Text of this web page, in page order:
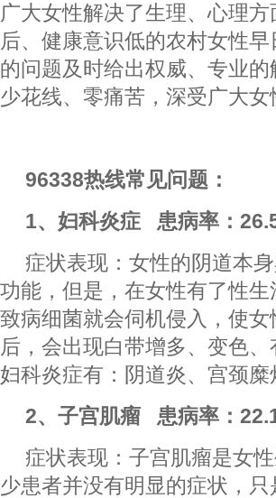
广大女性解决了生理、心理
后、健康意识低的农村女性
的问题及时给出权威、专业
少花线、零痛苦，深受广大
96338热线常见问题：
1、妇科炎症 患病率：
症状表现：女性的阴道本
功能，但是，在女性有了性
致病细菌就会伺机侵入，使
后，会出现白带增多、变色
妇科炎症有：阴道炎、宫颈
2、子宫肌瘤 患病率：
症状表现：子宫肌瘤是女
少患者并没有明显的症状，